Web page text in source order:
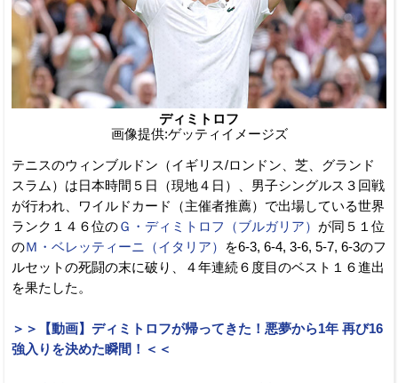
ディミトロフ
画像提供:ゲッティイメージズ
テニスのウィンブルドン（イギリス/ロンドン、芝、グランド
スラム）は日本時間５日（現地４日）、男子シングルス３回戦
が行われ、ワイルドカード（主催者推薦）で出場している世界
ランク１４６位のＧ・ディミトロフ（ブルガリア） が同５１位
のＭ・ベレッティーニ（イタリア）
を6-3, 6-4, 3-6, 5-7, 6-3のフ
ルセットの死闘の末に破り、４年連続６度目のベスト１６進出
を果たした。
＞＞【動画】ディミトロフが帰ってきた！悪夢から1年 再び16
強入りを決めた瞬間！＜＜